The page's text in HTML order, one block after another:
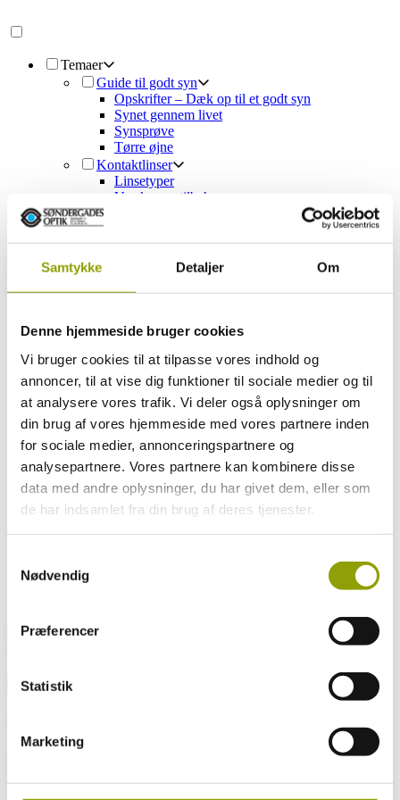
Samtykke Detaljer Om
Denne hjemmeside bruger cookies
Vi bruger cookies til at tilpasse vores indhold og
annoncer, til at vise dig funktioner til sociale medier og til
at analysere vores trafik. Vi deler også oplysninger om
din brug af vores hjemmeside med vores partnere inden
for sociale medier, annonceringspartnere og
analysepartnere. Vores partnere kan kombinere disse
data med andre oplysninger, du har givet dem, eller som
de har indsamlet fra din brug af deres tjenester.
Nødvendig
Præferencer
Statistik
Marketing
Temaer
Guide til godt syn
Opskrifter – Dæk op til et godt syn
Synet gennem livet
Synsprøve
Tørre øjne
Kontaktlinser
Linsetyper
Væsker og tilbehør
Kontaktlinser og børn
Solbriller
Designersolbriller
Solbrillemode
Solbriller og sport
UV-stråling
Briller
Brillestel
Dansk Design
Designerbriller
Find din stil
Brilleglas
Børn og briller
Briller og kontaktlinser
Specialbriller/Mørkebriller
Aktuelt
Delbetaling
Kontakt
Book tid
Søndergades Optik
Søndergade 13
CVR.: 13465800